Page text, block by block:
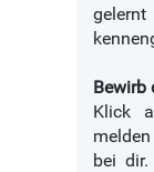
Bewirb
Klick
bei